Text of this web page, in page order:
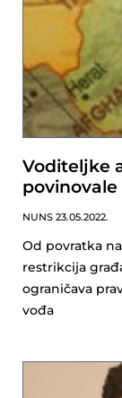
Voditeljke
NUNS 23.05.2022.
Od povratka
restrikcija
ograničava
vođa